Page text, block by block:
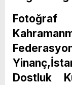
Dostluk